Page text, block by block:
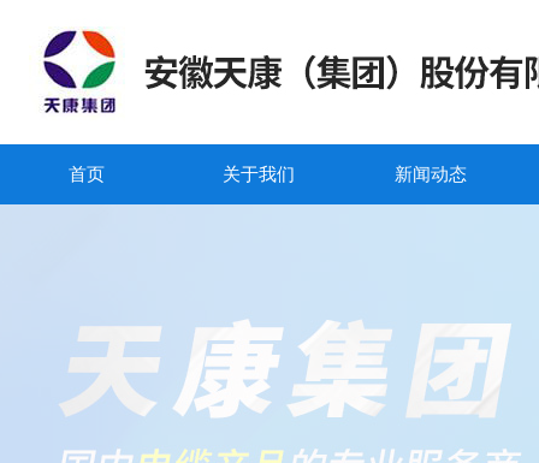
首页 关于我们 新闻动态